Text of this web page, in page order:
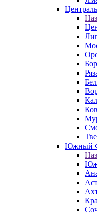
Южный